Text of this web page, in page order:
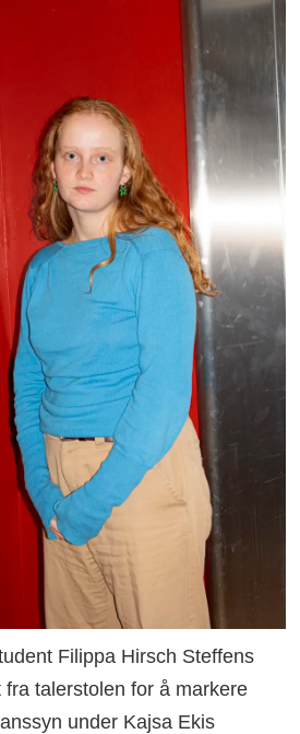
Filippa Hirsch Steffens
talerstolen for å markere
under Kajsa Ekis